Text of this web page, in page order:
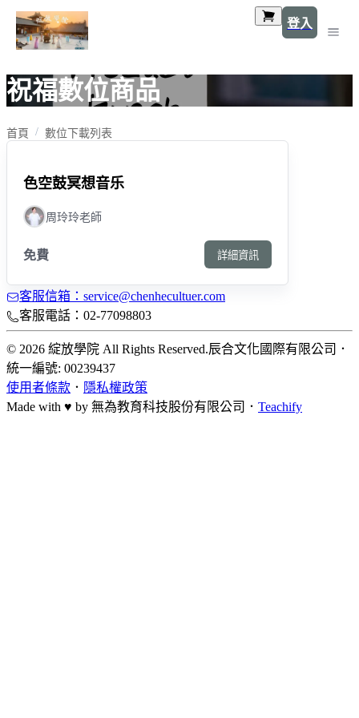
登入
祝福數位商品
首頁 數位下載列表
色空鼓冥想音乐
周玲玲老師
免費 詳細資訊
客服信箱：service@chenhecultuer.com
客服電話：02-77098803
© 2026 綻放學院 All Rights Reserved.辰合文化國際有限公司 ．
統一編號: 00239437
使用者條款 ． 隱私權政策
Made with ♥ by 無為教育科技股份有限公司． Teachify